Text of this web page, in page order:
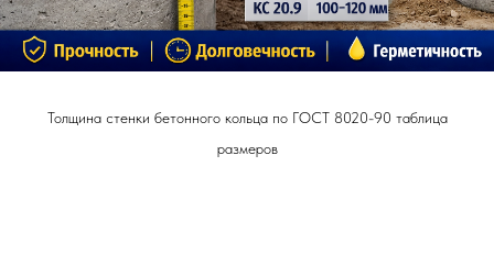
Толщина стенки бетонного кольца по ГОСТ 8020-90 таблица
размеров